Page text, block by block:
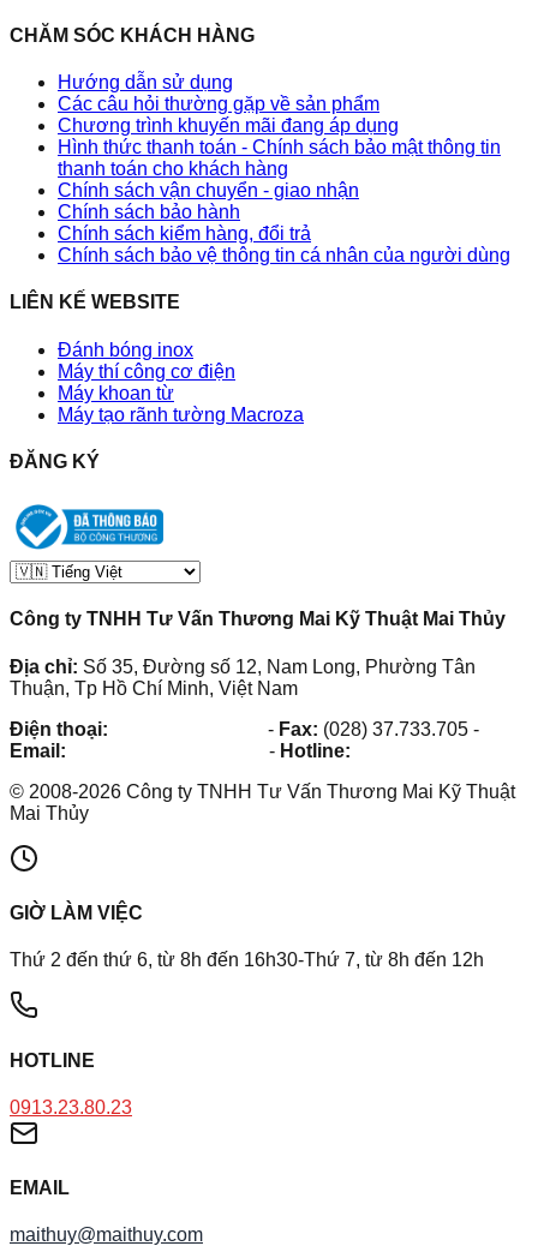
CHĂM SÓC KHÁCH HÀNG
Hướng dẫn sử dụng
Các câu hỏi thường gặp về sản phẩm
Chương trình khuyến mãi đang áp dụng
Hình thức thanh toán - Chính sách bảo mật thông tin
thanh toán cho khách hàng
Chính sách vận chuyển - giao nhận
Chính sách bảo hành
Chính sách kiểm hàng, đổi trả
Chính sách bảo vệ thông tin cá nhân của người dùng
LIÊN KẾ WEBSITE
Đánh bóng inox
Máy thí công cơ điện
Máy khoan từ
Máy tạo rãnh tường Macroza
ĐĂNG KÝ
Công ty TNHH Tư Vấn Thương Mai Kỹ Thuật Mai Thủy
Địa chỉ: Số 35, Đường số 12, Nam Long, Phường Tân
Thuận, Tp Hồ Chí Minh, Việt Nam
Điện thoại:
- Fax: (028) 37.733.705 -
Email:
- Hotline:
© 2008-2026 Công ty TNHH Tư Vấn Thương Mai Kỹ Thuật
Mai Thủy
GIỜ LÀM VIỆC
Thứ 2 đến thứ 6, từ 8h đến 16h30-Thứ 7, từ 8h đến 12h
HOTLINE
0913.23.80.23
EMAIL
maithuy@maithuy.com